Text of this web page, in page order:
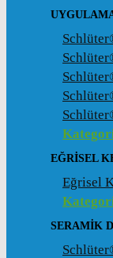
EĞRISEL
Eğrisel
SERAMIK